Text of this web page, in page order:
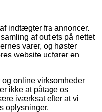
indtægter fra annoncer.
af outlets på nettet
varer, og høster
website udfører en
online virksomheder
ikke at påtage os
iværksat efter at vi
oplysninger.